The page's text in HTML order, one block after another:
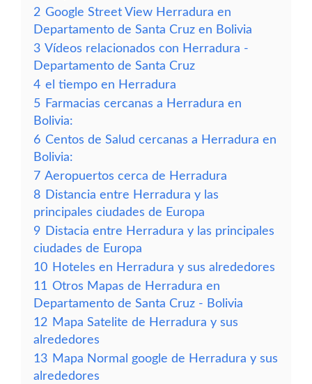
2 Google Street View Herradura en
Departamento de Santa Cruz en Bolivia
3 Vídeos relacionados con Herradura -
Departamento de Santa Cruz
4 el tiempo en Herradura
5 Farmacias cercanas a Herradura en
Bolivia:
6 Centos de Salud cercanas a Herradura en
Bolivia:
7 Aeropuertos cerca de Herradura
8 Distancia entre Herradura y las
principales ciudades de Europa
9 Distacia entre Herradura y las principales
ciudades de Europa
10 Hoteles en Herradura y sus alrededores
11 Otros Mapas de Herradura en
Departamento de Santa Cruz - Bolivia
12 Mapa Satelite de Herradura y sus
alrededores
13 Mapa Normal google de Herradura y sus
alrededores